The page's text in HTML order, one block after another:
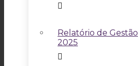
Relatório de Gestão
2025